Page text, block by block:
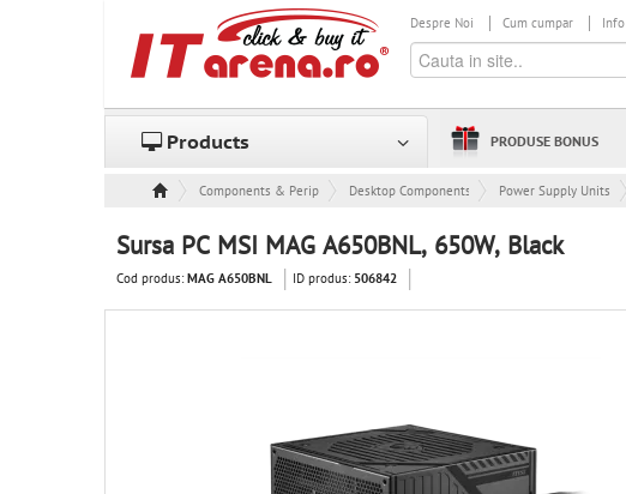
Despre Noi Cum cumpar Info
Products PRODUSE BONUS
Components & Peripheral Desktop Components Power Supply Units
Sursa PC MSI MAG A650BNL, 650W, Black
Cod produs: MAG A650BNL ID produs: 506842